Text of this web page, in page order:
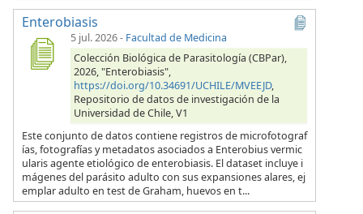
Enterobiasis
5 jul. 2026- Facultad de Medicina
Colección Biológica de Parasitología (CBPar),
2026, "Enterobiasis",
https://doi.org/10.34691/UCHILE/MVEEJD,
Repositorio de datos de investigación de la
Universidad de Chile, V1
Este conjunto de datos contiene registros de microfotograf
ías, fotografías y metadatos asociados a Enterobius vermic
ularis agente etiológico de enterobiasis. El dataset incluye i
mágenes del parásito adulto con sus expansiones alares, ej
emplar adulto en test de Graham, huevos en t...